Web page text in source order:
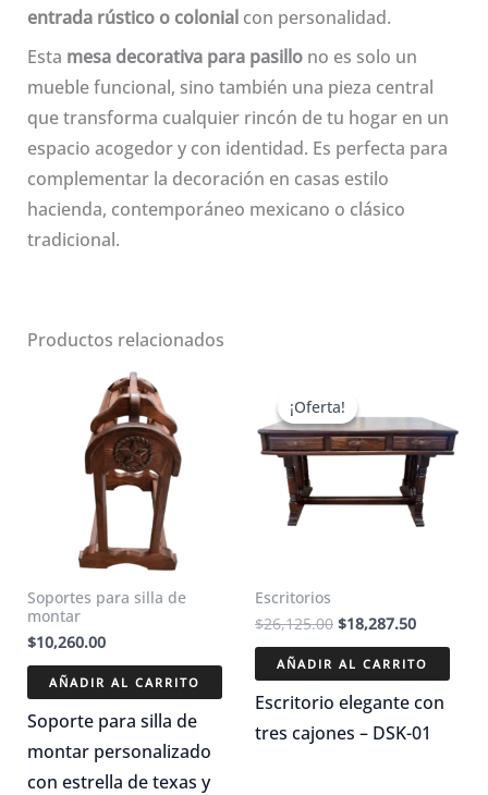
entrada rústico o colonialcon personalidad.
Esta mesa decorativa para pasillono es solo un
mueble funcional, sino también una pieza central
que transforma cualquier rincón de tu hogar en un
espacio acogedor y con identidad. Es perfecta para
complementar la decoración en casas estilo
hacienda, contemporáneo mexicano o clásico
tradicional.
Productos relacionados
Soportes para silla de
montar
$10,260.00
AÑADIR AL CARRITO
Soporte para silla de
montar personalizado
con estrella de texas y
¡Oferta!
¡Oferta!
Escritorios
$26,125.00 El
original
era:
$26,125.00.
$18,287.50El
actual
es:
AÑADIR AL CARRITO
Escritorio elegante con
tres cajones – DSK-01